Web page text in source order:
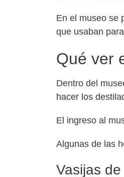
En el museo se
que usaban
Qué ver
Dentro del
hacer los
El ingreso al
Algunas de las
Vasijas